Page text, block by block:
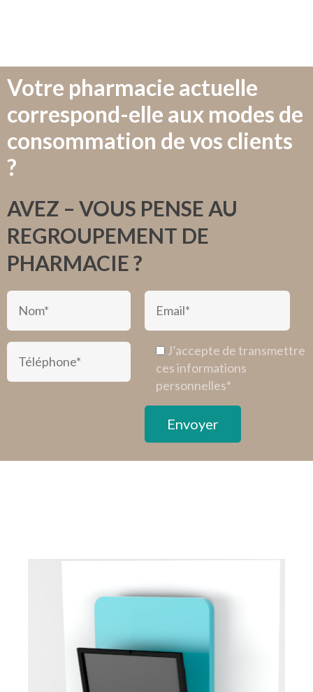
Votre pharmacie actuelle
correspond-elle aux modes de
consommation de vos clients
?
AVEZ – VOUS PENSE AU
REGROUPEMENT DE
PHARMACIE ?
J’accepte de transmettre
ces informations
personnelles*